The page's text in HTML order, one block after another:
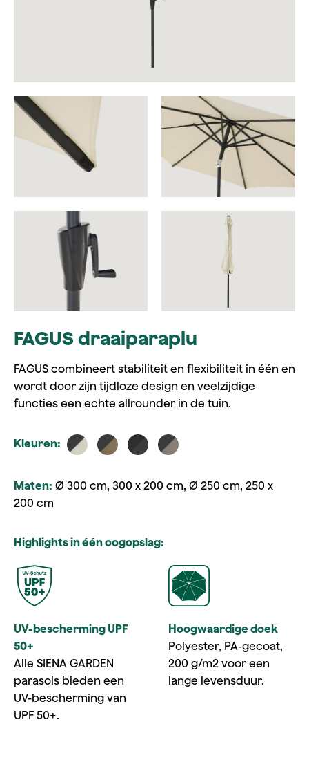
FAGUS draaiparaplu
FAGUS combineert stabiliteit en flexibiliteit in één en
wordt door zijn tijdloze design en veelzijdige
functies een echte allrounder in de tuin.
Kleuren:
Maten: Ø 300 cm, 300 x 200 cm, Ø 250 cm, 250 x
200 cm
Highlights in één oogopslag:
UV-bescherming UPF
50+
Alle SIENA GARDEN
parasols bieden een
UV-bescherming van
UPF 50+.
Hoogwaardige doek
Polyester, PA-gecoat,
200 g/m2 voor een
lange levensduur.